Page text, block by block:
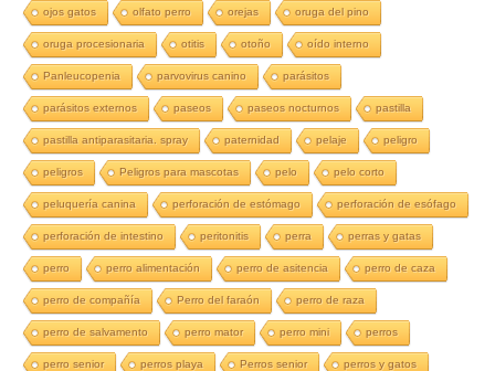
ojos gatos olfato perro orejas oruga del pino
oruga procesionaria otitis otoño oído interno
Panleucopenia parvovirus canino parásitos
parásitos externos paseos paseos nocturnos pastilla
pastilla antiparasitaria. spray paternidad pelaje peligro
peligros Peligros para mascotas pelo pelo corto
peluquería canina perforación de estómago perforación de esófago
perforación de intestino peritonitis perra perras y gatas
perro perro alimentación perro de asitencia perro de caza
perro de compañía Perro del faraón perro de raza
perro de salvamento perro mator perro mini perros
perro senior perros playa Perros senior perros y gatos